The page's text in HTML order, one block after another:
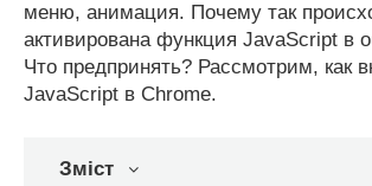
меню, анимация. Почему так
активирована функция JavaScript в
Что предпринять? Рассмотрим, как
JavaScript в Chrome.
Зміст